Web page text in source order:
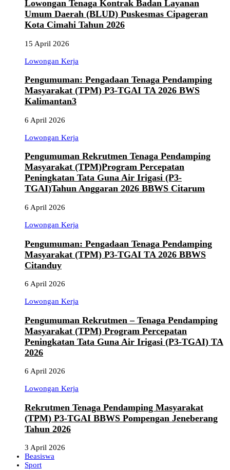
Lowongan Tenaga Kontrak Badan Layanan
Umum Daerah (BLUD) Puskesmas Cipageran
Kota Cimahi Tahun 2026
15 April 2026
Lowongan Kerja
Pengumuman: Pengadaan Tenaga Pendamping
Masyarakat (TPM) P3-TGAI TA 2026 BWS
Kalimantan3
6 April 2026
Lowongan Kerja
Pengumuman Rekrutmen Tenaga Pendamping
Masyarakat (TPM)Program Percepatan
Peningkatan Tata Guna Air Irigasi (P3-
TGAI)Tahun Anggaran 2026 BBWS Citarum
6 April 2026
Lowongan Kerja
Pengumuman: Pengadaan Tenaga Pendamping
Masyarakat (TPM) P3-TGAI TA 2026 BBWS
Citanduy
6 April 2026
Lowongan Kerja
Pengumuman Rekrutmen – Tenaga Pendamping
Masyarakat (TPM) Program Percepatan
Peningkatan Tata Guna Air Irigasi (P3-TGAI) TA
2026
6 April 2026
Lowongan Kerja
Rekrutmen Tenaga Pendamping Masyarakat
(TPM) P3-TGAI BBWS Pompengan Jeneberang
Tahun 2026
3 April 2026
Beasiswa
Sport